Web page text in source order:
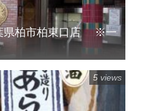
柏市柏東口店 ※一
5 views